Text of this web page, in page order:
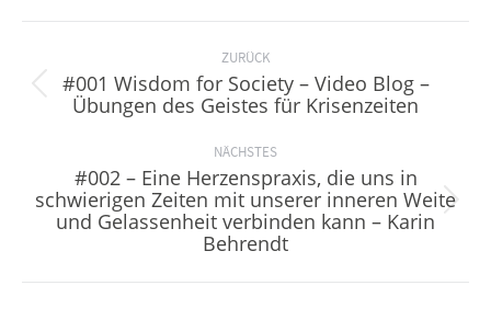
ZURÜCK
Vorheriger
Beitrag:
#001 Wisdom for Society – Video Blog –
Übungen des Geistes für Krisenzeiten
NÄCHSTES
Nächster
Beitrag:
#002 – Eine Herzenspraxis, die uns in
schwierigen Zeiten mit unserer inneren Weite
und Gelassenheit verbinden kann – Karin
Behrendt